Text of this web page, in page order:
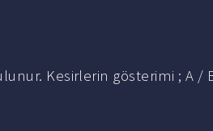
Kesirlerin gösterimi ; A /